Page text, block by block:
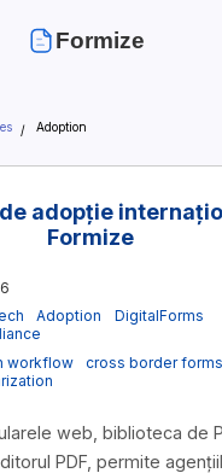
Formize
Adoption
adopție
Formize
Adoption
DigitalForms
workflow cross border forms
web, biblioteca de
PDF, permite